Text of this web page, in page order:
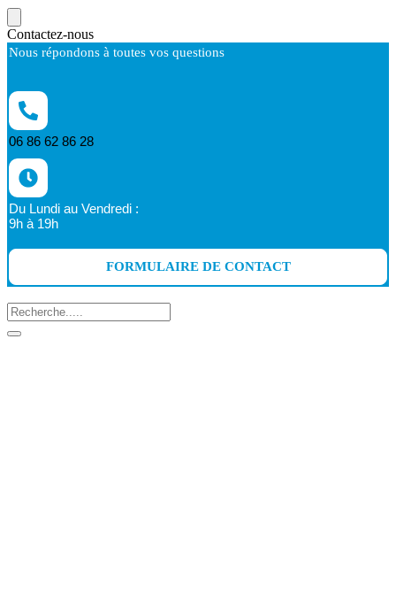
Contactez-nous
Nous répondons à toutes vos questions
06 86 62 86 28
Du Lundi au Vendredi :
9h à 19h
FORMULAIRE DE CONTACT